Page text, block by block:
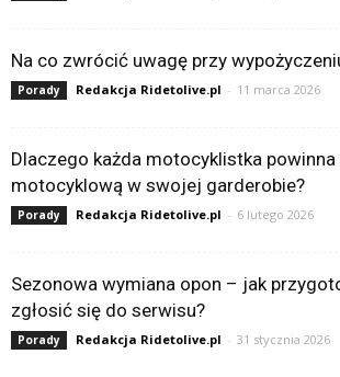
Na co zwrócić uwagę przy
Porady Redakcja Ridetolive.pl - 11 marca 2026
Dlaczego każda motocyklistka
motocyklową w swojej garderobie?
Porady Redakcja Ridetolive.pl - 6 lutego 2026
Sezonowa wymiana opon – jak
zgłosić się do serwisu?
Porady Redakcja Ridetolive.pl - 31 stycznia 2026